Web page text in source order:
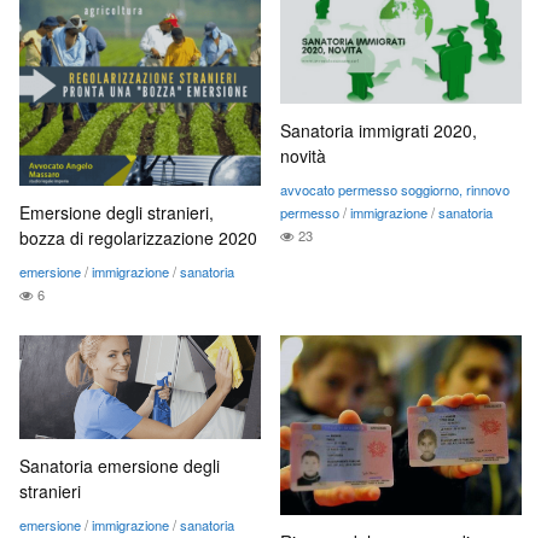
Emersione degli stranieri,
bozza di regolarizzazione 2020
emersione/immigrazione/sanatoria
6
Sanatoria immigrati 2020,
novità
avvocato permesso soggiorno, rinnovo
permesso/immigrazione/sanatoria
23
Sanatoria emersione degli
stranieri
emersione/immigrazione/sanatoria